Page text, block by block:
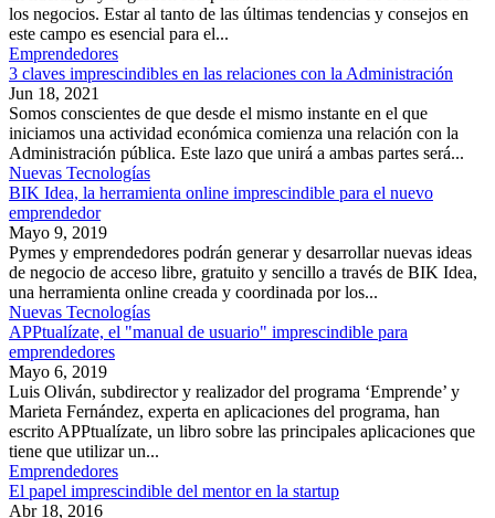
los negocios. Estar al tanto de las últimas tendencias y consejos en
este campo es esencial para el...
Emprendedores
3 claves imprescindibles en las relaciones con la Administración
Jun 18, 2021
Somos conscientes de que desde el mismo instante en el que
iniciamos una actividad económica comienza una relación con la
Administración pública. Este lazo que unirá a ambas partes será...
Nuevas Tecnologías
BIK Idea, la herramienta online imprescindible para el nuevo
emprendedor
Mayo 9, 2019
Pymes y emprendedores podrán generar y desarrollar nuevas ideas
de negocio de acceso libre, gratuito y sencillo a través de BIK Idea,
una herramienta online creada y coordinada por los...
Nuevas Tecnologías
APPtualízate, el "manual de usuario" imprescindible para
emprendedores
Mayo 6, 2019
Luis Oliván, subdirector y realizador del programa ‘Emprende’ y
Marieta Fernández, experta en aplicaciones del programa, han
escrito APPtualízate, un libro sobre las principales aplicaciones que
tiene que utilizar un...
Emprendedores
El papel imprescindible del mentor en la startup
Abr 18, 2016